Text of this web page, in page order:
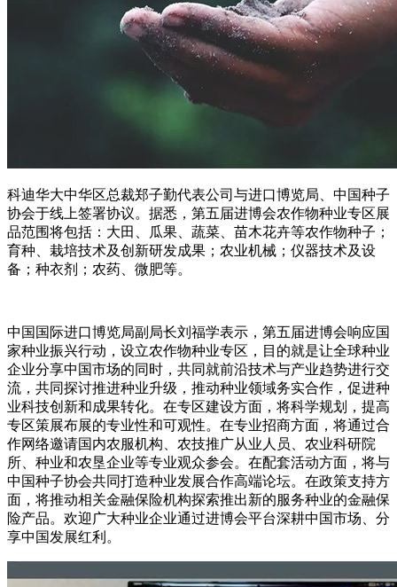
科迪华大中华区总裁郑子勤代表公司与进口博览局、中国种子
协会于线上签署协议。 据悉，第五届进博会农作物种业专区展
品范围将包括：大田、瓜果、蔬菜、苗木花卉等农作物种子；
育种、栽培技术及创新研发成果；农业机械；仪器技术及设
备；种衣剂；农药、微肥等。
中国国际进口博览局副局长刘福学表示，第五届进博会响应国
家种业振兴行动，设立农作物种业专区，目的就是让全球种业
企业分享中国市场的同时，共同就前沿技术与产业趋势进行交
流，共同探讨推进种业升级，推动种业领域务实合作，促进种
业科技创新和成果转化。在专区建设方面，将科学规划，提高
专区策展布展的专业性和可观性。在专业招商方面，将通过合
作网络邀请国内农服机构、农技推广从业人员、农业科研院
所、种业和农垦企业等专业观众参会。在配套活动方面，将与
中国种子协会共同打造种业发展合作高端论坛。在政策支持方
面，将推动相关金融保险机构探索推出新的服务种业的金融保
险产品。欢迎广大种业企业通过进博会平台深耕中国市场、分
享中国发展红利。